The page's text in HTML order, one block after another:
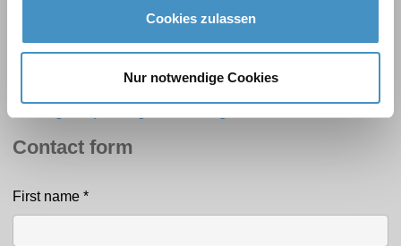
Cookies zulassen
Nur notwendige Cookies
Dispersion containers
Stirring, dispersing and milling tools
Contact form
Contact
First name *